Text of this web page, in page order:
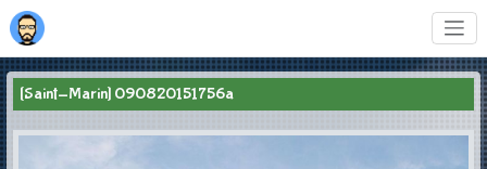
[Saint-Marin] 090820151756a